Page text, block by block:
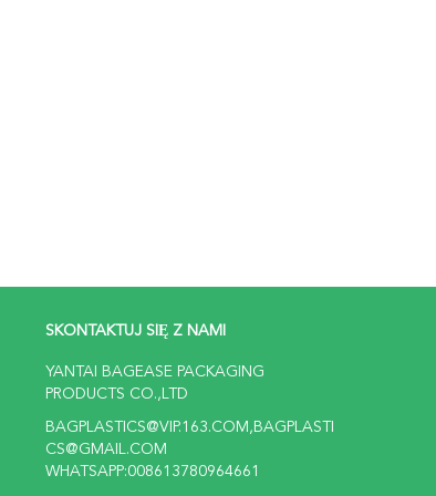
SKONTAKTUJ SIĘ Z NAMI
YANTAI BAGEASE PACKAGING
PRODUCTS CO.,LTD
BAGPLASTICS@VIP.163.COM,BAGPLASTI
CS@GMAIL.COM
WHATSAPP:008613780964661